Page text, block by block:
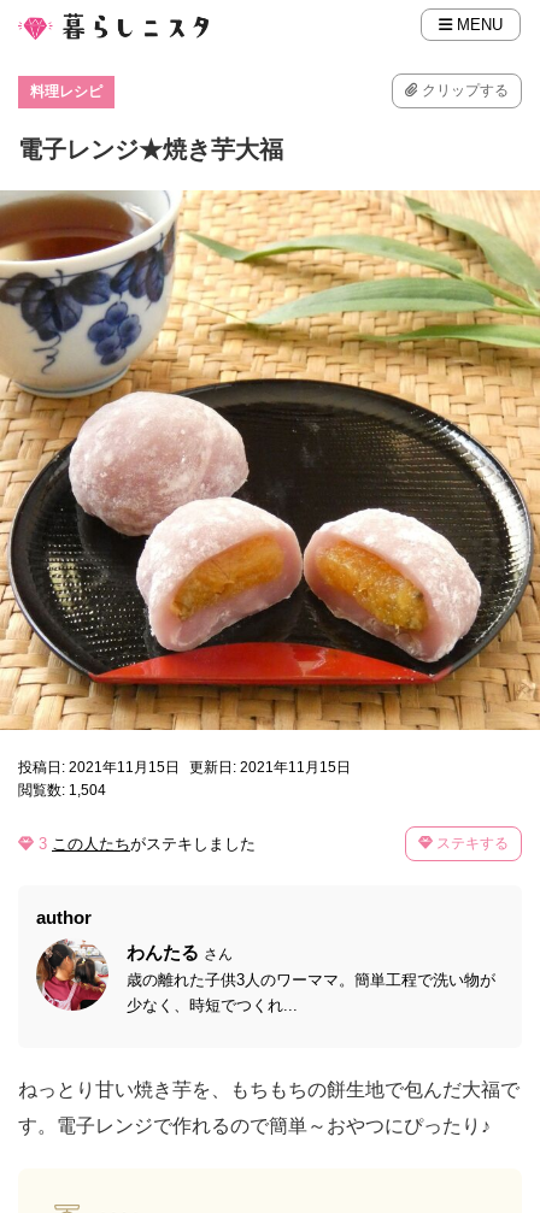
MENU
料理レシピ クリップする
電子レンジ★焼き芋大福
投稿日: 2021年11月15日
更新日: 2021年11月15日
閲覧数: 1,504
3 この人たちがステキしました ステキする
author
わんたる さん
歳の離れた子供3人のワーママ。簡単工程で洗い物が
少なく、時短でつくれ...
ねっとり甘い焼き芋を、もちもちの餅生地で包んだ大福で
す。電子レンジで作れるので簡単～おやつにぴったり♪